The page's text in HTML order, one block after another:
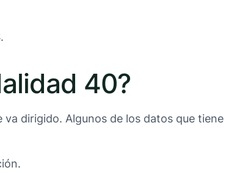
40?
dirigido. Algunos de los datos que tiene